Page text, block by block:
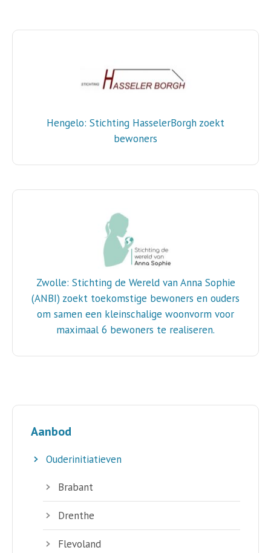
Aanbod
Ouderinitiatieven
Brabant
Drenthe
Flevoland
Hengelo: Stichting HasselerBorgh zoekt
bewoners
Zwolle: Stichting de Wereld van Anna Sophie
(ANBI) zoekt toekomstige bewoners en ouders
om samen een kleinschalige woonvorm voor
maximaal 6 bewoners te realiseren.